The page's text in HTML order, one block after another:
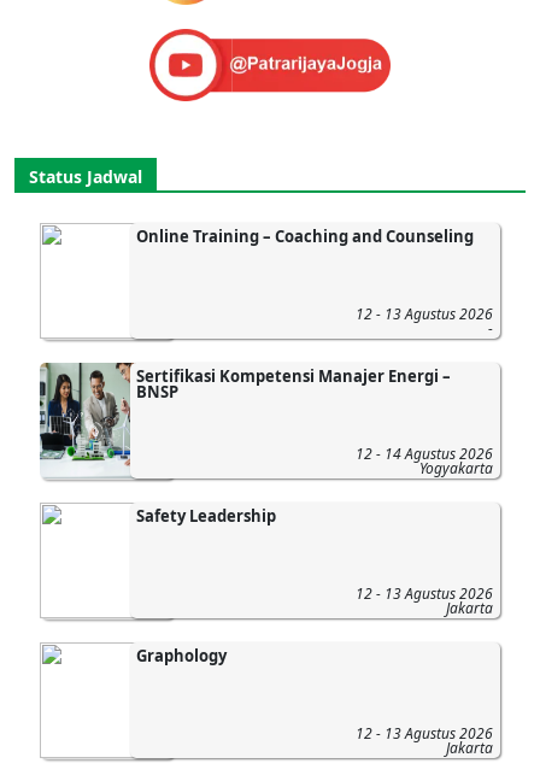
Status Jadwal
Online Training – Coaching and Counseling
12 - 13 Agustus 2026
-
Sertifikasi Kompetensi Manajer Energi –
BNSP
12 - 14 Agustus 2026
Yogyakarta
Safety Leadership
12 - 13 Agustus 2026
Jakarta
Graphology
12 - 13 Agustus 2026
Jakarta